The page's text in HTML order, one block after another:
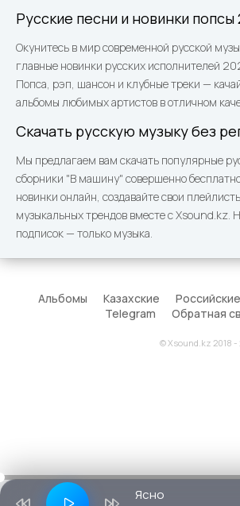
Русские песни и новинки попсы
Окунитесь в мир современной русской
главные новинки русских исполнителей
Попса, рэп, шансон и клубные треки —
альбомы любимых артистов в отличном
Скачать русскую музыку без
Мы предлагаем вам скачать популярные
сборники "В машину" совершенно
новинки онлайн, создавайте свои
музыкальных трендов вместе с Xsound.kz.
подписок — только музыка.
Альбомы Казахские Российские
Telegram
Обратная
© Xsound.kz 2018
Ясно